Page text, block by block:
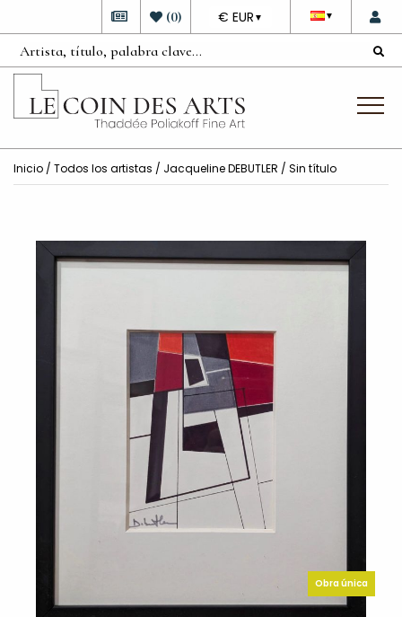
▼
DEVISE
€ EUR ▼
(0)
Inicio / Todos los artistas / Jacqueline DEBUTLER / Sin título
Obra única